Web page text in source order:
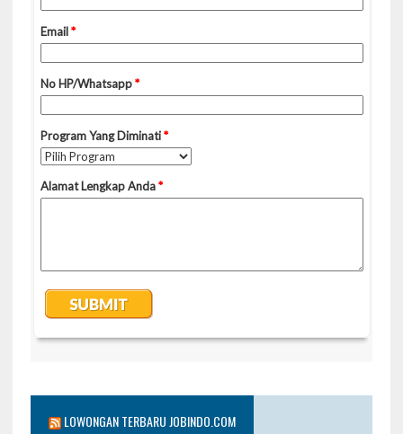
LOWONGAN TERBARU JOBINDO.COM